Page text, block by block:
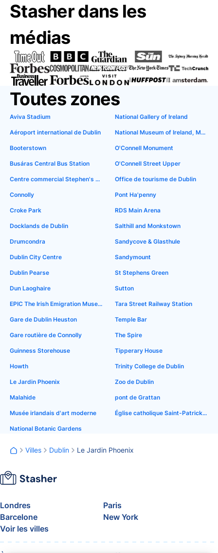
Stasher dans les
médias
Toutes zones
Aviva Stadium
Aéroport international de Dublin
Booterstown
Busáras Central Bus Station
Centre commercial Stephen's Green
Connolly
Croke Park
Docklands de Dublin
Drumcondra
Dublin City Centre
Dublin Pearse
Dun Laoghaire
EPIC The Irish Emigration Museum
Gare de Dublin Heuston
Gare routière de Connolly
Guinness Storehouse
Howth
Le Jardin Phoenix
Malahide
Musée irlandais d'art moderne
National Botanic Gardens
National Gallery of Ireland
National Museum of Ireland, Merrion Street
O'Connell Monument
O'Connell Street Upper
Office de tourisme de Dublin
Pont Ha'penny
RDS Main Arena
Salthill and Monkstown
Sandycove & Glasthule
Sandymount
St Stephens Green
Sutton
Tara Street Railway Station
Temple Bar
The Spire
Tipperary House
Trinity College de Dublin
Zoo de Dublin
pont de Grattan
Église catholique Saint-Patrick, Soho
Villes Dublin Le Jardin Phoenix
Londres
Paris
Barcelone
New York
Voir les villes